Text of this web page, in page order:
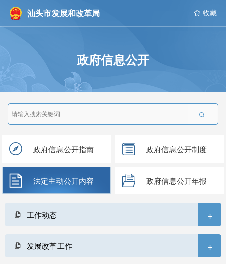
汕头市发展和改革局  收藏
政府信息公开

政府信息公开指南 政府信息公开制度
法定主动公开内容 政府信息公开年报
工作动态 +
发展改革工作 +